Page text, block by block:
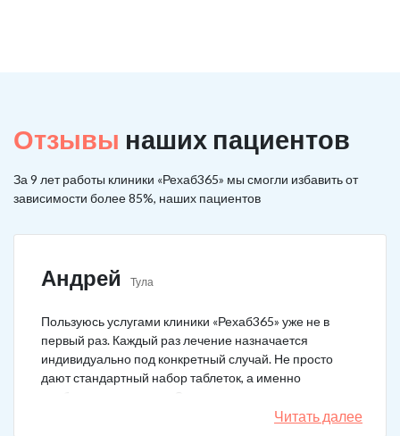
Отзывы наших пациентов
За 9 лет работы клиники «Рехаб365» мы смогли избавить от
зависимости более 85%, наших пациентов
Андрей Тула
Пользуюсь услугами клиники «Рехаб365» уже не в
первый раз. Каждый раз лечение назначается
индивидуально под конкретный случай. Не просто
дают стандартный набор таблеток, а именно
подбирается лечение. Специально сравнил
назначения, они отличаются. Клиника делает скидку
Читать далее